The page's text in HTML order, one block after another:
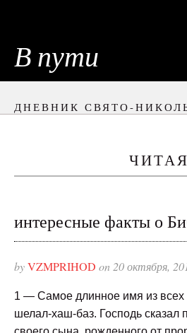
В пути
ДНЕВНИК СВЯТО-
интересные факты о
byVZMPRIHOD on 20 октября,
1 — Самое длинное имя из
шелал-хаш-баз. Господь сказал